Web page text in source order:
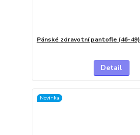
Pánské zdravotní pantofle (46-49)
Detail
Novinka